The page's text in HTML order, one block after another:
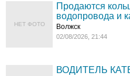
НЕТ ФОТО
Продаются
водопровода и
Волжск
02/08/2026, 21:44
ВОДИТЕЛЬ